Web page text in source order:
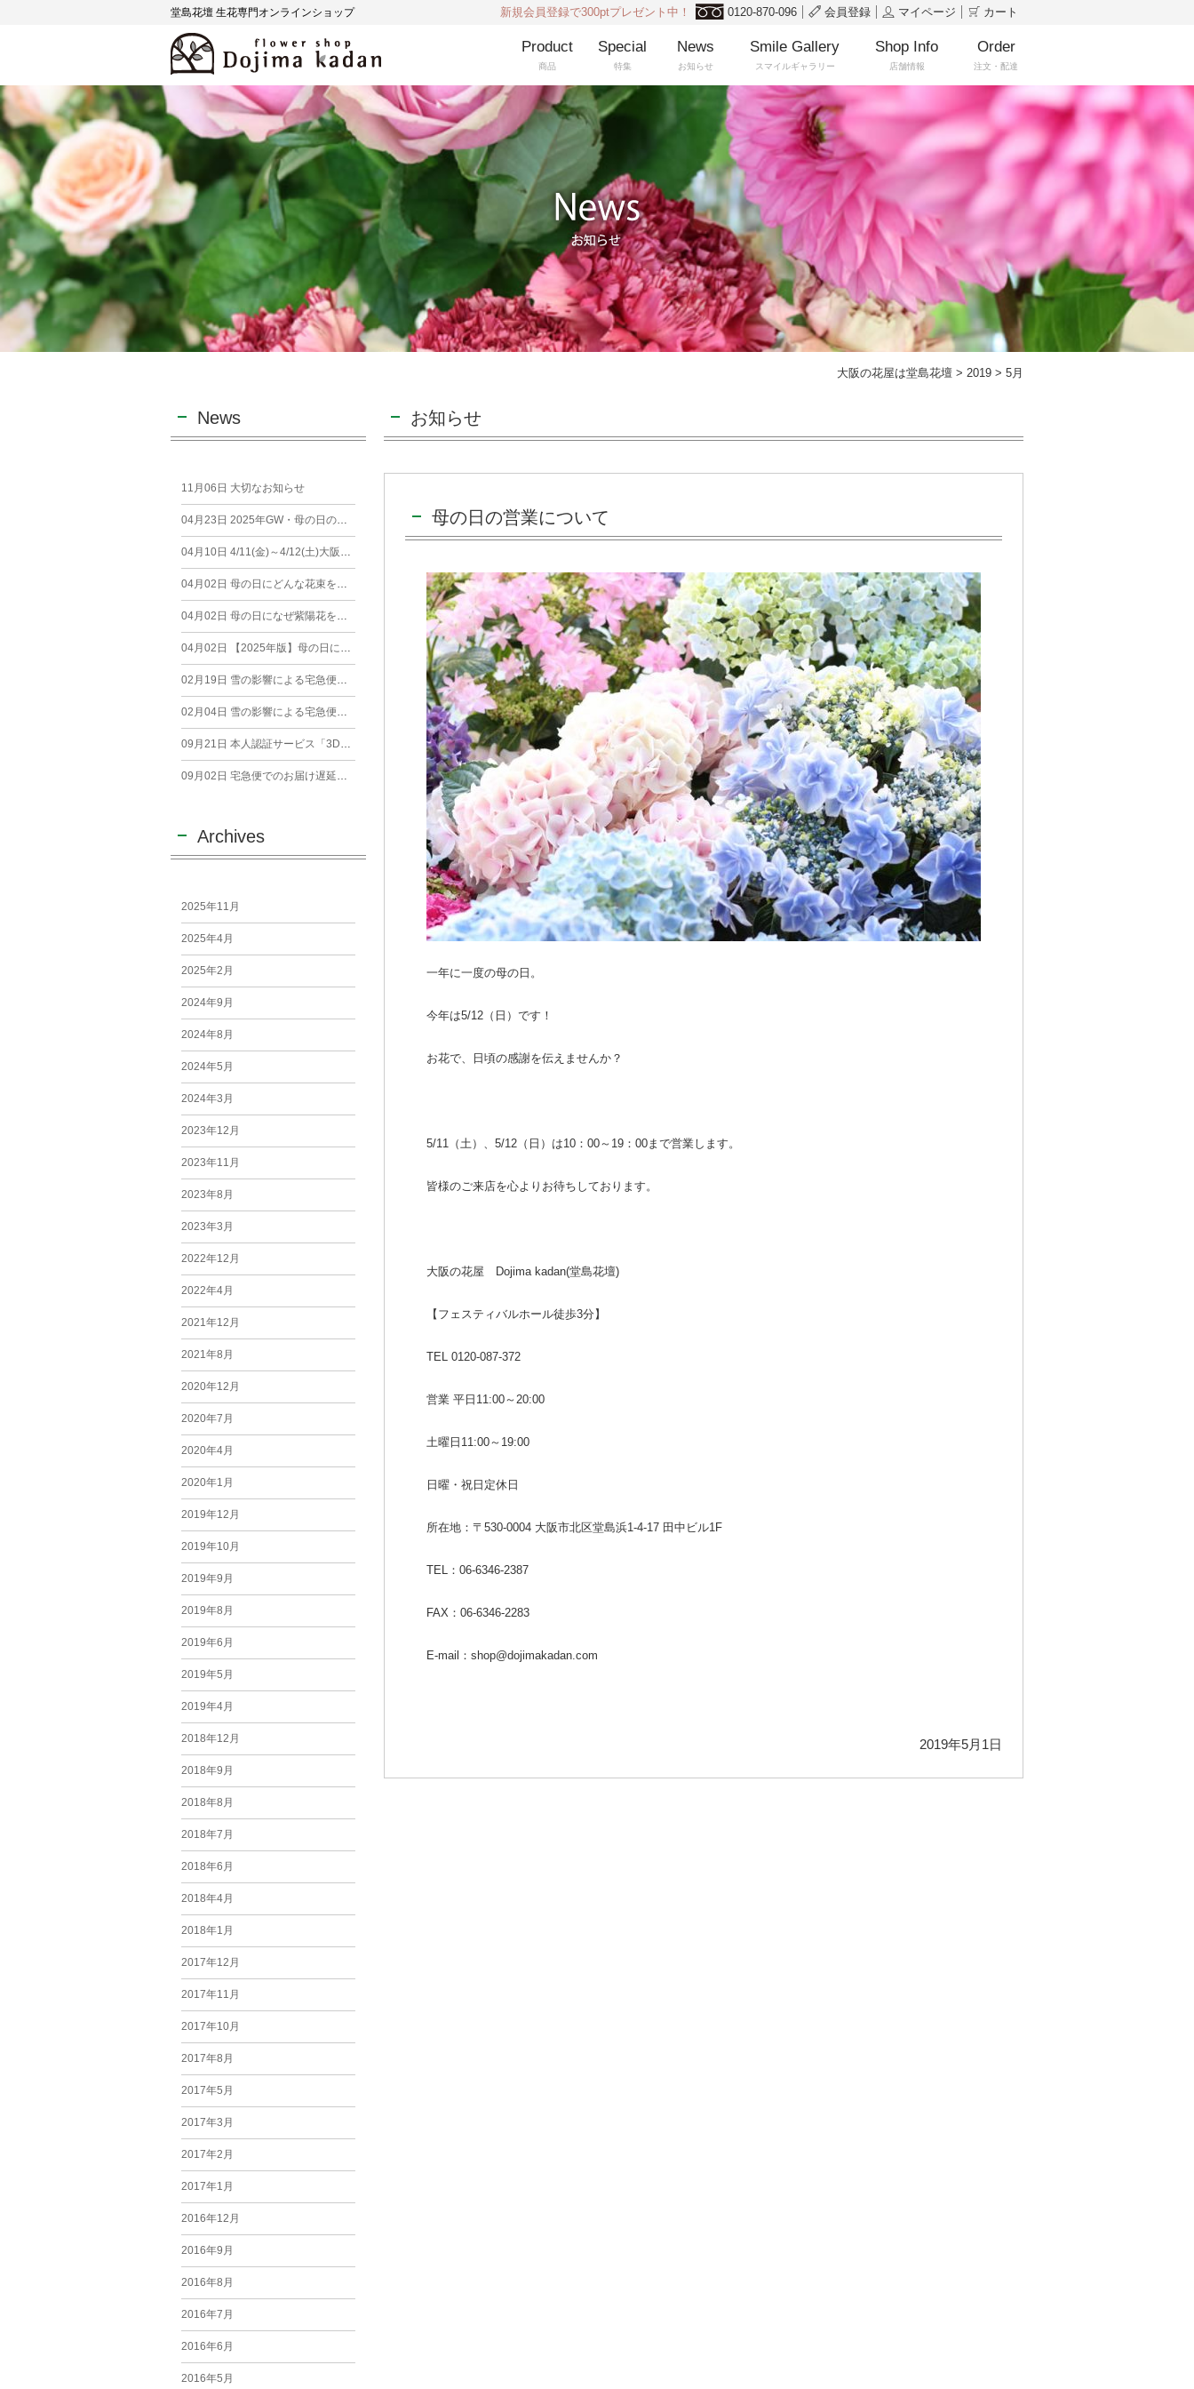
堂島花壇 生花専門オンラインショップ 新規会員登録で300ptプレゼント中！ 0120-870-096 会員登録 マイページ カート
Product
商品
Special
特集
News
お知らせ
Smile Gallery
スマイルギャラリー
Shop Info
店舗情報
Order
注文・配達
大阪の花屋は堂島花壇 > 2019 > 5月
お知らせ
母の日の営業について
一年に一度の母の日。
今年は5/12（日）です！
お花で、日頃の感謝を伝えませんか？
5/11（土）、5/12（日）は10：00～19：00まで営業します。
皆様のご来店を心よりお待ちしております。
大阪の花屋 Dojima kadan(堂島花壇)
【フェスティバルホール徒歩3分】
TEL 0120-087-372
営業 平日11:00～20:00
土曜日11:00～19:00
日曜・祝日定休日
所在地：〒530-0004 大阪市北区堂島浜1-4-17 田中ビル1F
TEL：06-6346-2387
FAX：06-6346-2283
E-mail：shop@dojimakadan.com
2019年5月1日
News
11月06日 大切なお知らせ
04月23日 2025年GW・母の日の営業について【堂島店・新町店】
04月10日 4/11(金)～4/12(土)大阪市内へのお届けについて
04月02日 母の日にどんな花束を贈るのがおすすめ？
04月02日 母の日になぜ紫陽花を贈るのか？花言葉とおすすめの品種を紹介
04月02日 【2025年版】母の日に妻へ贈るプレゼントランキング！おすすめギフト10選
02月19日 雪の影響による宅急便でのお荷物のお届けについて（2/19）
02月04日 雪の影響による宅急便でのお荷物のお届けについて（2/4）
09月21日 本人認証サービス「3Dセキュア2.0」導入に伴うメンテナンスのお知らせ
09月02日 宅急便でのお届け遅延について
Archives
2025年11月
2025年4月
2025年2月
2024年9月
2024年8月
2024年5月
2024年3月
2023年12月
2023年11月
2023年8月
2023年3月
2022年12月
2022年4月
2021年12月
2021年8月
2020年12月
2020年7月
2020年4月
2020年1月
2019年12月
2019年10月
2019年9月
2019年8月
2019年6月
2019年5月
2019年4月
2018年12月
2018年9月
2018年8月
2018年7月
2018年6月
2018年4月
2018年1月
2017年12月
2017年11月
2017年10月
2017年8月
2017年5月
2017年3月
2017年2月
2017年1月
2016年12月
2016年9月
2016年8月
2016年7月
2016年6月
2016年5月